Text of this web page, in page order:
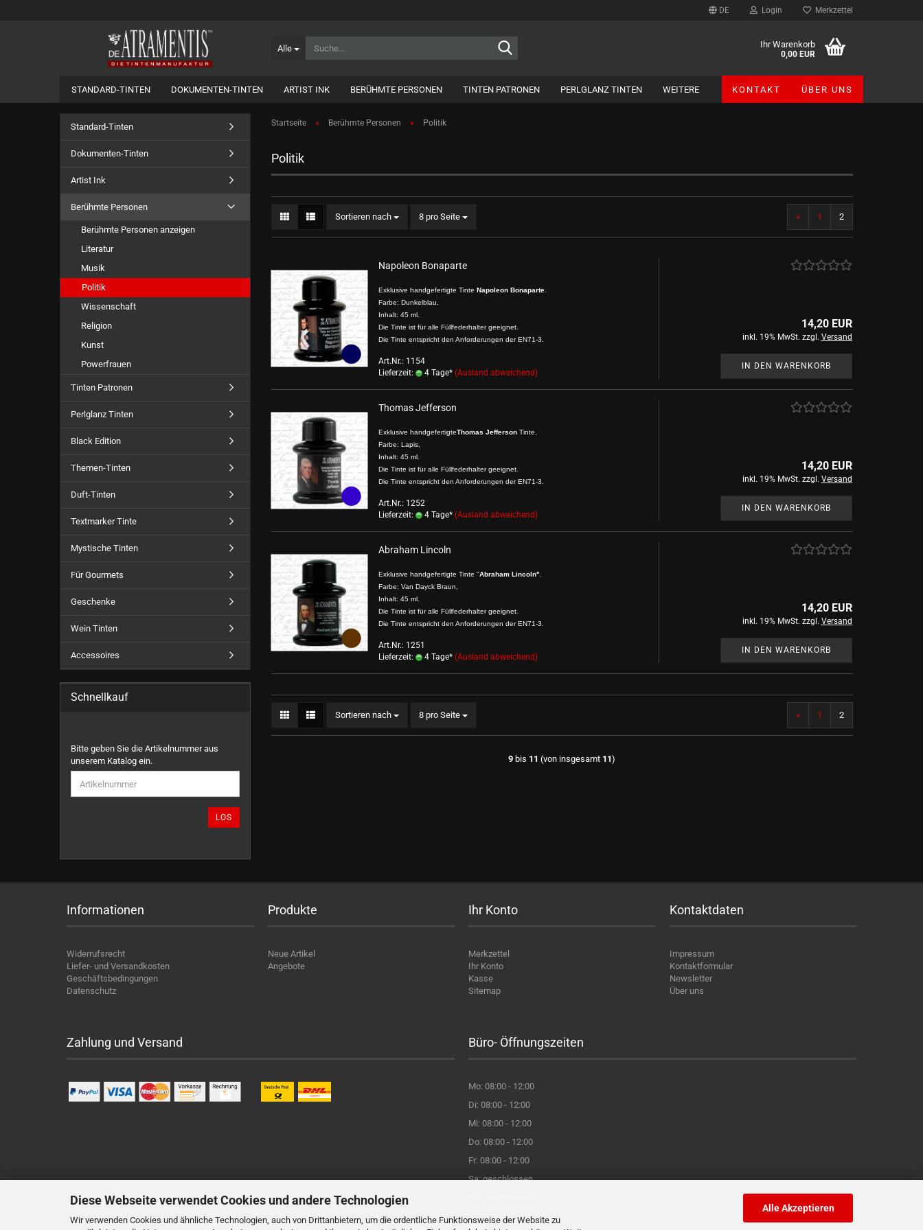
Diese Webseite verwendet Cookies und andere Technologien
Wir verwenden Cookies und ähnliche Technologien, auch von Drittanbietern, um die ordentliche Funktionsweise der Website zu
Alle Akzeptieren
DE Login Merkzettel
Alle Ihr Warenkorb
0,00 EUR
STANDARD-TINTEN DOKUMENTEN-TINTEN ARTIST INK BERÜHMTE PERSONEN TINTEN PATRONEN PERLGLANZ TINTEN KONTAKT ÜBER UNS
WEITERE
Literatur
erotic art
Sport + Freizeit
Feiertage
Hexen und Zauberer
Geschenke anzeigen
Chinesische Schreibkultur
Startseite » Berühmte Personen » Politik
Politik
Sortieren nach
Sortieren nach 8 pro Seite
pro Seite « 1 2
Napoleon Bonaparte
Exklusive handgefertigte Tinte Napoleon Bonaparte.
Farbe: Dunkelblau,
Inhalt: 45 ml.
Die Tinte ist für alle Füllfederhalter geeignet.
Die Tinte entspricht den Anforderungen der EN71-3.
Art.Nr.: 1154
Lieferzeit:
4 Tage* (Ausland abweichend)
14,20 EUR
inkl. 19% MwSt. zzgl. Versand
IN DEN WARENKORB
Thomas Jefferson
Exklusive handgefertigteThomas JeffersonTinte.
Farbe: Lapis,
Inhalt: 45 ml.
Die Tinte ist für alle Füllfederhalter geeignet.
Die Tinte entspricht den Anforderungen der EN71-3.
Art.Nr.: 1252
Lieferzeit:
4 Tage* (Ausland abweichend)
14,20 EUR
inkl. 19% MwSt. zzgl. Versand
IN DEN WARENKORB
Abraham Lincoln
Exklusive handgefertigte Tinte "Abraham Lincoln"
Farbe: Van Dayck Braun,
Inhalt: 45 ml.
Die Tinte ist für alle Füllfederhalter geeignet.
Die Tinte entspricht den Anforderungen der EN71-3.
Art.Nr.: 1251
Lieferzeit:
4 Tage* (Ausland abweichend)
14,20 EUR
inkl. 19% MwSt. zzgl. Versand
IN DEN WARENKORB
Sortieren nach
Sortieren nach 8 pro Seite
pro Seite « 1 2
9 bis 11 (von insgesamt 11)
Standard-Tinten
Dokumenten-Tinten
Artist Ink
Berühmte Personen
Berühmte Personen anzeigen
Literatur
Musik
Politik
Wissenschaft
Religion
Kunst
Powerfrauen
Tinten Patronen
Perlglanz Tinten
Black Edition
Themen-Tinten
Duft-Tinten
Textmarker Tinte
Mystische Tinten
Für Gourmets
Geschenke
Wein Tinten
Accessoires
Schnellkauf
BITTE
GEBEN
SIE
DIE
ARTIKELNUMMER
Bitte geben Sie die Artikelnummer aus
unserem Katalog ein.
LOS
Informationen
Widerrufsrecht
Liefer- und Versandkosten
Geschäftsbedingungen
Datenschutz
Produkte
Neue Artikel
Angebote
Ihr Konto
Merkzettel
Ihr Konto
Kasse
Sitemap
Kontaktdaten
Impressum
Kontaktformular
Newsletter
Über uns
Zahlung und Versand Büro- Öffnungszeiten
Mo: 08:00 - 12:00
Di: 08:00 - 12:00
Mi: 08:00 - 12:00
Do: 08:00 - 12:00
Fr: 08:00 - 12:00
Sa: geschlossen